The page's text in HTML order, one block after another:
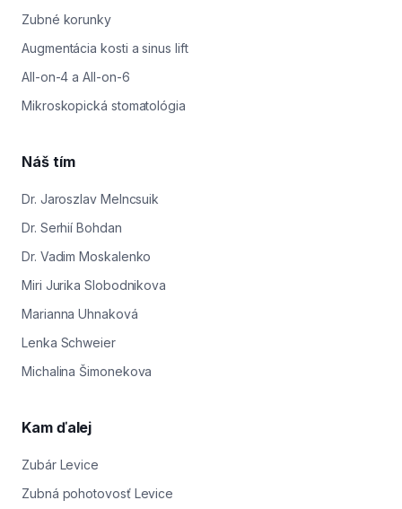
Zubné korunky
Augmentácia kosti a sinus lift
All-on-4 a All-on-6
Mikroskopická stomatológia
Náš tím
Dr. Jaroszlav Melncsuik
Dr. Serhií Bohdan
Dr. Vadim Moskalenko
Miri Jurika Slobodnikova
Marianna Uhnaková
Lenka Schweier
Michalina Šimonekova
Kam ďalej
Zubár Levice
Zubná pohotovosť Levice